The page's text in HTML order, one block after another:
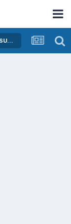
TEMAS COMUNES PARA TODOS LAS VERSIONES SUPER DINK